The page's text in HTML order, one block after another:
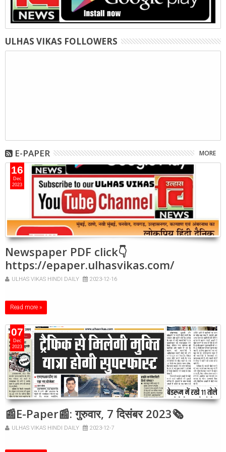
ULHAS VIKAS FOLLOWERS
E-PAPER MORE
16
Dec
2023
Newspaper PDF click👇
https://epaper.ulhasvikas.com/
ULHAS VIKAS HINDI DAILY 2023-12-16
Read more »
07
Dec
2023
📰E-Paper📰: गुरुवार, 7 दिसंबर 2023🗞
ULHAS VIKAS HINDI DAILY 2023-12-7